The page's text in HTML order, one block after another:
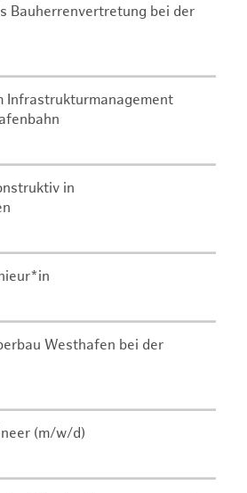
Bauherrenvertretung bei der
Infrastrukturmanagement
in
Westhafen bei der
(m/w/d)